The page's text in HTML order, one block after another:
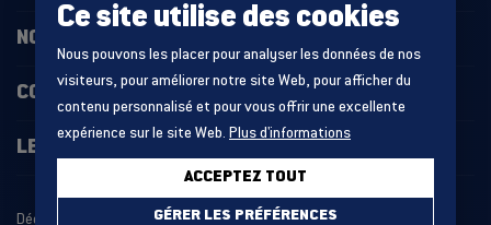
Ce site utilise des cookies
Nous pouvons les placer pour analyser les données de nos
visiteurs, pour améliorer notre site Web, pour afficher du
contenu personnalisé et pour vous offrir une excellente
expérience sur le site Web. Plus d'informations
GÉRER LES PRÉFÉRENCES
ACCEPTEZ TOUT
NOS PROJETS
CONTACT
LES DERNIÉRES ACTUALITÉS
Déclaration relative aux cookiesPolitique de confidentialité